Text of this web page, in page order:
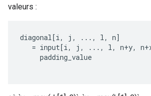
valeurs :
diagonal[i, j , ..., l, n]
= input[i, j , ..., l, n+y, n+
padding_value